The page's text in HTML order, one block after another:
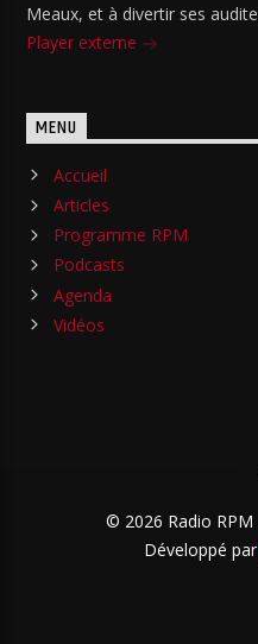
Meaux, et à divertir ses
Player externe
MENU
Accueil
Articles
Programme RPM
Podcasts
Agenda
Vidéos
© 2026 Radio
Développé par